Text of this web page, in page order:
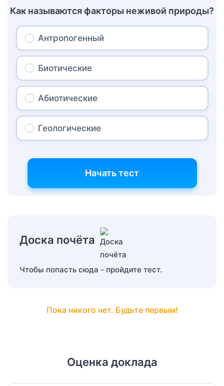
Как называются факторы неживой природы?
Антропогенный
Биотические
Абиотические
Геологические
Начать тест
Доска почёта
Чтобы попасть сюда - пройдите тест.
Пока никого нет. Будьте первым!
Оценка доклада